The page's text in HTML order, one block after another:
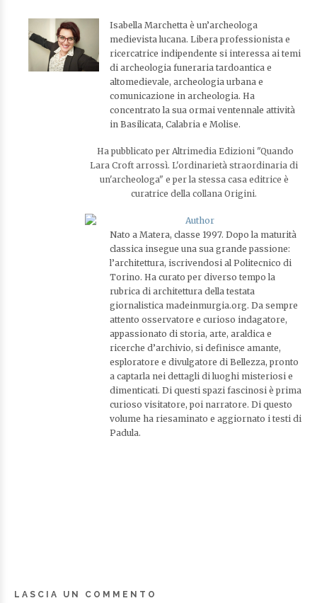
Isabella Marchetta è un’archeologa
medievista lucana. Libera professionista e
ricercatrice indipendente si interessa ai temi
di archeologia funeraria tardoantica e
altomedievale, archeologia urbana e
comunicazione in archeologia. Ha
concentrato la sua ormai ventennale attività
in Basilicata, Calabria e Molise.
Ha pubblicato per Altrimedia Edizioni "Quando
Lara Croft arrossì. L'ordinarietà straordinaria di
un'archeologa" e per la stessa casa editrice è
curatrice della collana Origini.
Nato a Matera, classe 1997. Dopo la maturità
classica insegue una sua grande passione:
l’architettura, iscrivendosi al Politecnico di
Torino. Ha curato per diverso tempo la
rubrica di architettura della testata
giornalistica madeinmurgia.org. Da sempre
attento osservatore e curioso indagatore,
appassionato di storia, arte, araldica e
ricerche d’archivio, si definisce amante,
esploratore e divulgatore di Bellezza, pronto
a captarla nei dettagli di luoghi misteriosi e
dimenticati. Di questi spazi fascinosi è prima
curioso visitatore, poi narratore. Di questo
volume ha riesaminato e aggiornato i testi di
Padula.
LASCIA UN COMMENTO